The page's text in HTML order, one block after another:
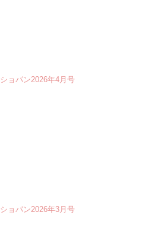
ショパン2026年4月号
ショパン2026年3月号